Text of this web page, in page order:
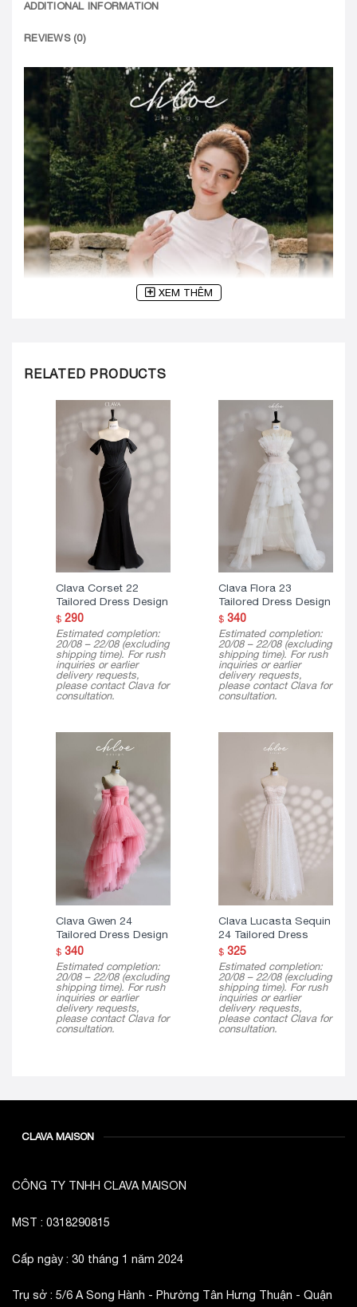
ADDITIONAL INFORMATION
REVIEWS (0)
XEM THÊM
RELATED PRODUCTS
Clava Corset 22
Tailored Dress Design
$290
Estimated completion:
20/08 – 22/08 (excluding
shipping time). For rush
inquiries or earlier
delivery requests,
please contact Clava for
consultation.
Clava Flora 23
Tailored Dress Design
$340
Estimated completion:
20/08 – 22/08 (excluding
shipping time). For rush
inquiries or earlier
delivery requests,
please contact Clava for
consultation.
Clava Gwen 24
Tailored Dress Design
$340
Estimated completion:
20/08 – 22/08 (excluding
shipping time). For rush
inquiries or earlier
delivery requests,
please contact Clava for
consultation.
Clava Lucasta Sequin
24 Tailored Dress
$325
Estimated completion:
20/08 – 22/08 (excluding
shipping time). For rush
inquiries or earlier
delivery requests,
please contact Clava for
consultation.
CLAVA MAISON
CÔNG TY TNHH CLAVA MAISON
MST : 0318290815
Cấp ngày : 30 tháng 1 năm 2024
Trụ sở : 5/6 A Song Hành - Phường Tân Hưng Thuận - Quận